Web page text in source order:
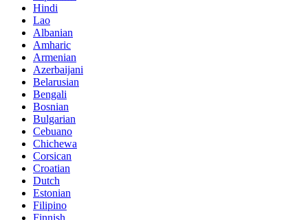
Hindi
Lao
Albanian
Amharic
Armenian
Azerbaijani
Belarusian
Bengali
Bosnian
Bulgarian
Cebuano
Chichewa
Corsican
Croatian
Dutch
Estonian
Filipino